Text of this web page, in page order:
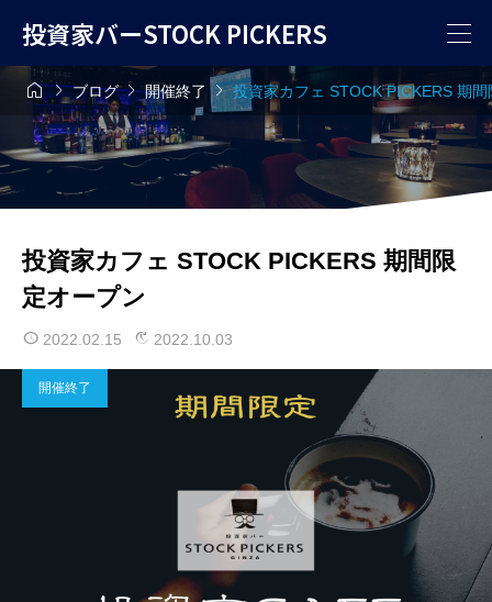
投資家バーSTOCK PICKERS
ブログ開催終了 投資家カフェ STOCK PICKERS 期
投資家カフェ STOCK PICKERS 期間限
定オープン
2022.02.15 2022.10.03
開催終了